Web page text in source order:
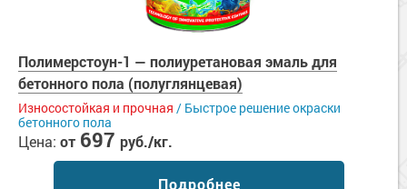
Полимерстоун-1 — полиуретановая эмаль для
бетонного пола (полуглянцевая)
Износостойкая и прочная / Быстрое решение окраски
бетонного пола
Цена: от 697 руб./кг.
Подробнее